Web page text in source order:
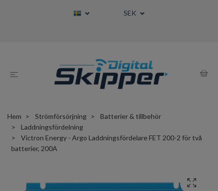
SEK
Hem Strömförsörjning
Batterier & tillbehör
Laddningsfördelning
Victron Energy - Argo Laddningsfördelare FET 200-2 för två
batterier, 200A